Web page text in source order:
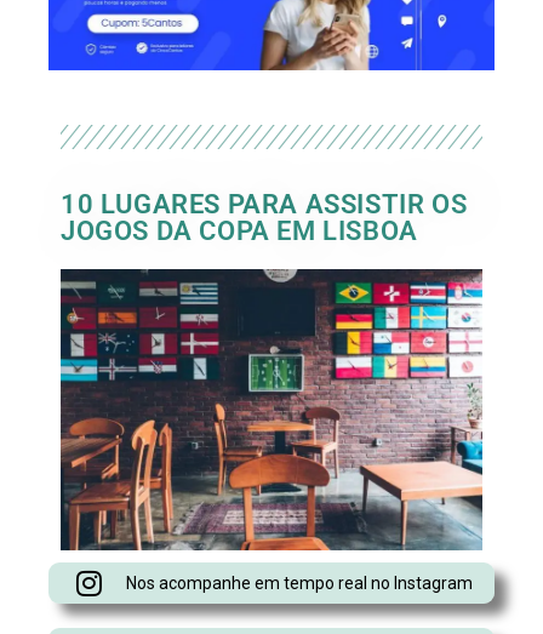
10 LUGARES PARA ASSISTIR OS
JOGOS DA COPA EM LISBOA
Nos acompanhe em tempo real no Instagram